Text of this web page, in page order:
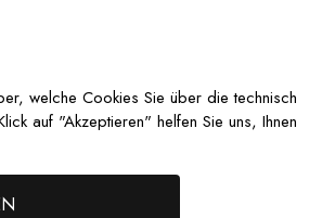
zertifizierten Tinten für garantierte
Sicherheit in Innenräumen.
welche Cookies Sie über die technisch
auf "Akzeptieren" helfen Sie uns, Ihnen